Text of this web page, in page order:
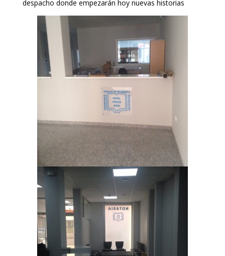
despacho donde empezarán hoy nuevas historias